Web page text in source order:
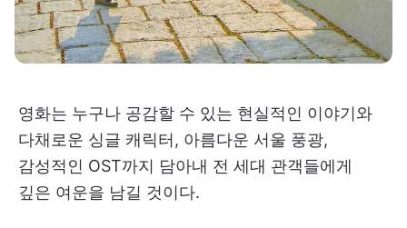
영화는 누구나 공감할 수 있는 현실적인 이야기와
다채로운 싱글 캐릭터, 아름다운 서울 풍광,
감성적인 OST까지 담아내 전 세대 관객들에게
깊은 여운을 남길 것이다.